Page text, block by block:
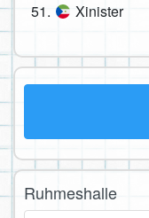
51. Xinister
Ruhmeshalle